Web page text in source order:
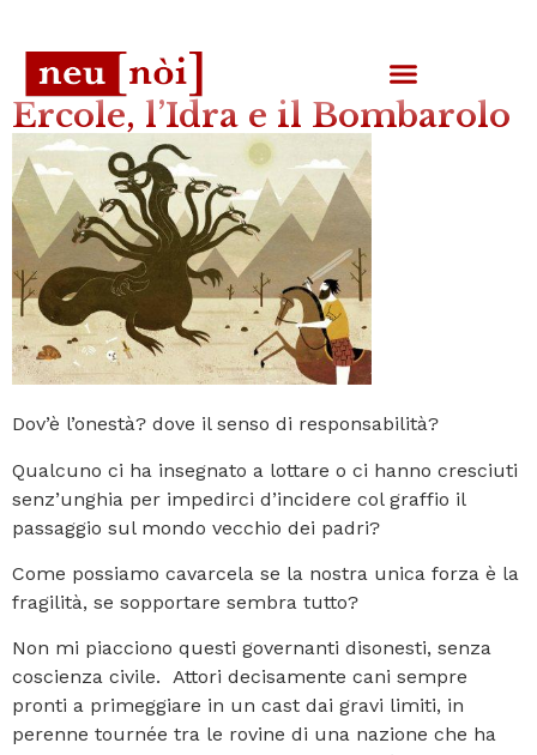
Ercole, l’Idra e il Bombarolo
Dov’è l’onestà? dove il senso di responsabilità?
Qualcuno ci ha insegnato a lottare o ci hanno cresciuti
senz’unghia per impedirci d’incidere col graffio il
passaggio sul mondo vecchio dei padri?
Come possiamo cavarcela se la nostra unica forza è la
fragilità, se sopportare sembra tutto?
Non mi piacciono questi governanti disonesti, senza
coscienza civile. Attori decisamente cani sempre
pronti a primeggiare in un cast dai gravi limiti, in
perenne tournée tra le rovine di una nazione che ha